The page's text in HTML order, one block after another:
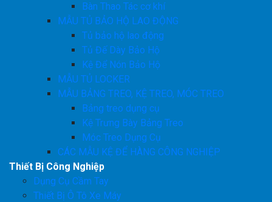
Bàn Thao Tác cơ khí
MẪU TỦ BẢO HỘ LAO ĐỘNG
Tủ bảo hộ lao động
Tủ Đế Dày Bảo Hộ
Kệ Để Nón Bảo Hộ
MẪU TỦ LOCKER
MẪU BẢNG TREO, KỆ TREO, MÓC TREO
Bảng treo dụng cụ
Kệ Trưng Bày Bảng Treo
Móc Treo Dụng Cụ
CÁC MẪU KỆ ĐỂ HÀNG CÔNG NGHIỆP
Thiết Bị Công Nghiệp
Dụng Cụ Cầm Tay
Thiết Bị Ô Tô Xe Máy